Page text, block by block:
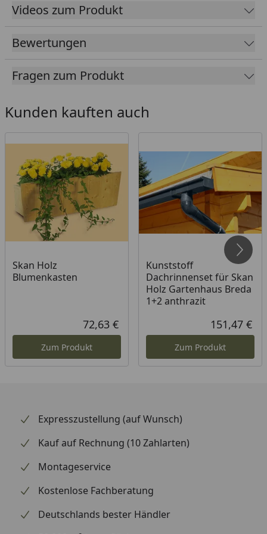
für Ihren Gartenhauskauf erforderlich ist und
welches Zubehör Sie optional wählen können.
bereits farbbehandeltes
mit der Montage beginnen!
Die Blockbohlen und
Eckblenden sowie die Türen
und Fenster sind von außen,
die Dachblenden beidseitig
farbbehandelt. Die
Innenseiten der
Schnittkanten, Fußboden,
Dachschalung und Pfetten
sind produktionsbedingt
Wände
28 mm Blockbohlen,
unbehandelt
unbehandelt
Bodenkonstruktion
5 Stk. 60 x 60 mm,
Eisenteile
Verzinkt
Breite x Tiefe
380 cm x 380 cm
Videos zum Produkt
Bewertungen
Fragen zum Produkt
Kunden kauften auch
Skan Holz
Blumenkasten
Aktueller Preis
72,63 €
Zum Produkt
Kunststoff
Dachrinnenset für Skan
Holz Gartenhaus Breda
1+2 anthrazit
151,47 €
Zum Produkt
Expresszustellung (auf Wunsch)
Kauf auf Rechnung (10 Zahlarten)
Montageservice
Kostenlose Fachberatung
Deutschlands bester Händler